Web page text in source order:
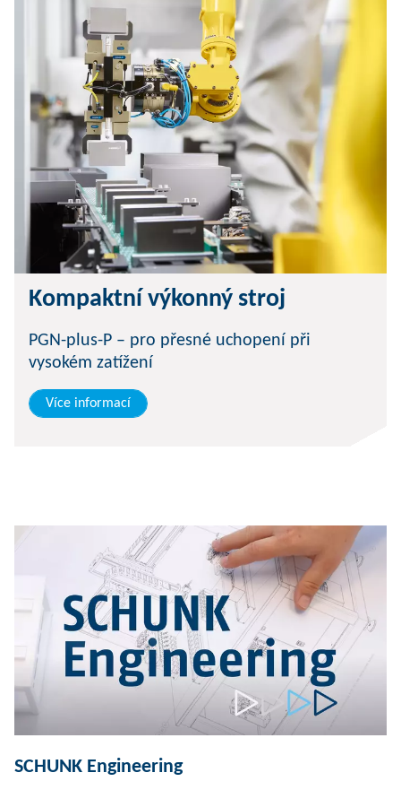
Kompaktní výkonný stroj
PGN-plus-P – pro přesné uchopení při
vysokém zatížení
Více informací
SCHUNK Engineering